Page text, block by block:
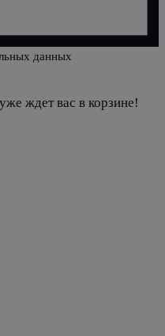
данных
ждет вас в корзине!